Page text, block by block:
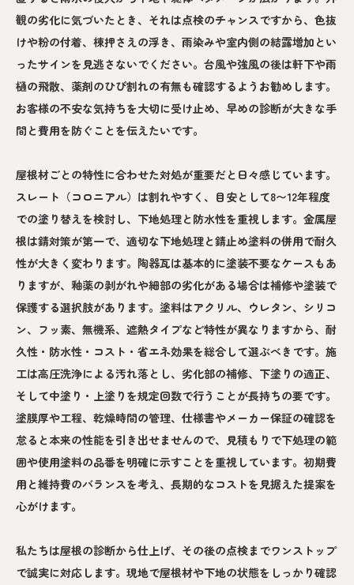
観の劣化に気づいたとき、それは点検のチャンスですから、色抜
けや粉の付着、棟押さえの浮き、雨染みや室内側の結露増加とい
ったサインを見逃さないでください。台風や強風の後は軒下や雨
樋の飛散、薬剤のひび割れの有無も確認するようお勧めします。
お客様の不安な気持ちを大切に受け止め、早めの診断が大きな手
間と費用を防ぐことを伝えたいです。
屋根材ごとの特性に合わせた対処が重要だと日々感じています。
スレート（コロニアル）は割れやすく、目安として8〜12年程度
での塗り替えを検討し、下地処理と防水性を重視します。金属屋
根は錆対策が第一で、適切な下地処理と錆止め塗料の併用で耐久
性が大きく変わります。陶器瓦は基本的に塗装不要なケースもあ
りますが、釉薬の剥がれや細部の劣化がある場合は補修や塗装で
保護する選択肢があります。塗料はアクリル、ウレタン、シリコ
ン、フッ素、無機系、遮熱タイプなど特性が異なりますから、耐
久性・防水性・コスト・省エネ効果を総合して選ぶべきです。施
工は高圧洗浄による汚れ落とし、劣化部の補修、下塗りの適正、
そして中塗り・上塗りを規定回数で行うことが長持ちの要です。
塗膜厚や工程、乾燥時間の管理、仕様書やメーカー保証の確認を
怠ると本来の性能を引き出せませんので、見積もりで下処理の範
囲や使用塗料の品番を明確に示すことを重視しています。初期費
用と維持費のバランスを考え、長期的なコストを見据えた提案を
心がけます。
私たちは屋根の診断から仕上げ、その後の点検までワンストップ
で誠実に対応します。現地で屋根材や下地の状態をしっかり確認